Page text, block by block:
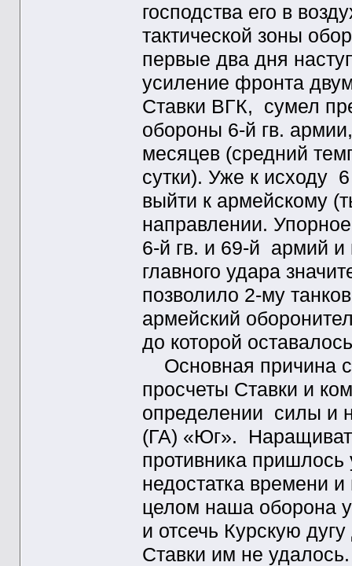
господства его в
тактической зоны
первые два дня
усиление фронта
Ставки ВГК, сумел
обороны 6-й гв.
месяцев (средний
сутки). Уже к исходу
выйти к армейскому
направлении.
6-й гв. и 69-й армий и
главного удара
позволило 2-му
армейский
до которой
Основная причина
просчеты Ставки и
определении силы и
(ГА) «Юг».
противника пришлось
недостатка времени
целом наша оборона
и отсечь Курскую
Ставки им не